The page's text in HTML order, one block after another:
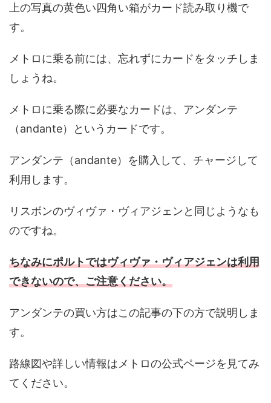
上の写真の黄色い四角い箱がカード読み取り機で
す。
メトロに乗る前には、忘れずにカードをタッチしま
しょうね。
メトロに乗る際に必要なカードは、アンダンテ
（andante）というカードです。
アンダンテ（andante）を購入して、チャージして
利用します。
リスボンのヴィヴァ・ヴィアジェンと同じようなも
のですね。
ちなみにポルトではヴィヴァ・ヴィアジェンは利用
できないので、ご注意ください。
アンダンテの買い方はこの記事の下の方で説明しま
す。
路線図や詳しい情報はメトロの公式ページを見てみ
てください。